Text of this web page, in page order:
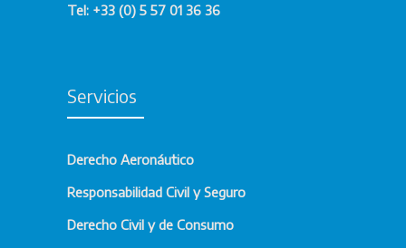
Tel: +33 (0) 5 57 01 36 36
Servicios
Derecho Aeronáutico
Responsabilidad Civil y Seguro
Derecho Civil y de Consumo